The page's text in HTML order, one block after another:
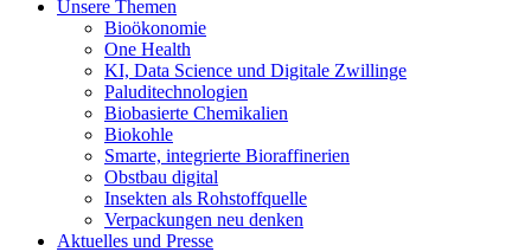
Unsere Themen
Bioökonomie
One Health
KI, Data Science und Digitale Zwillinge
Paluditechnologien
Biobasierte Chemikalien
Biokohle
Smarte, integrierte Bioraffinerien
Obstbau digital
Insekten als Rohstoffquelle
Verpackungen neu denken
Aktuelles und Presse